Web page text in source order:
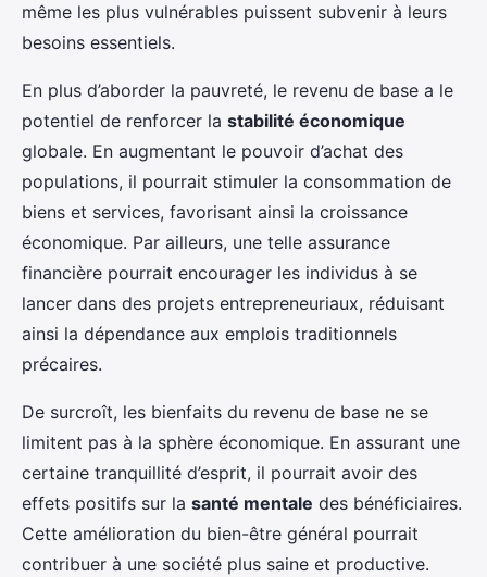
même les plus vulnérables puissent subvenir à leurs
besoins essentiels.
En plus d’aborder la pauvreté, le revenu de base a le
potentiel de renforcer la stabilité économique
globale. En augmentant le pouvoir d’achat des
populations, il pourrait stimuler la consommation de
biens et services, favorisant ainsi la croissance
économique. Par ailleurs, une telle assurance
financière pourrait encourager les individus à se
lancer dans des projets entrepreneuriaux, réduisant
ainsi la dépendance aux emplois traditionnels
précaires.
De surcroît, les bienfaits du revenu de base ne se
limitent pas à la sphère économique. En assurant une
certaine tranquillité d’esprit, il pourrait avoir des
effets positifs sur la santé mentale des bénéficiaires.
Cette amélioration du bien-être général pourrait
contribuer à une société plus saine et productive.